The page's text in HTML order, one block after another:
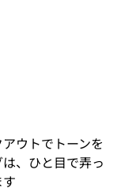
ウトでトーンを
、ひと目で弄っ